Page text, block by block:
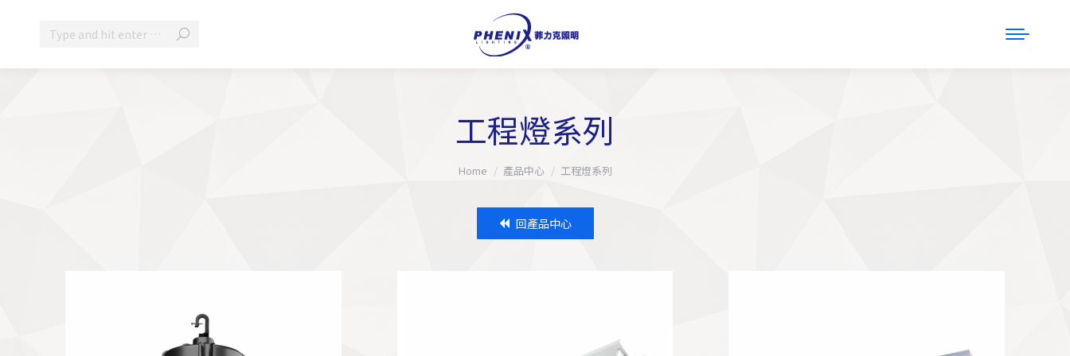
Search:
工程燈系列
You are here:
Home 產品中心 工程燈系列
回產品中心